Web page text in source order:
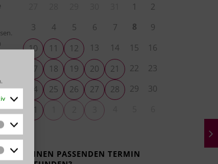
.
Statistiken
Marketing
1
2
3
4 5 6 7 8
9
10
11 12 13 14 15
16
17
18 19 20 21 22
23
24
25 26 27 28 29
30
31
KEINEN PASSENDEN TERMIN